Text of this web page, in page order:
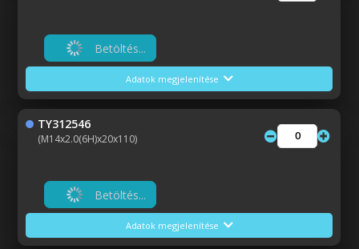
Betöltés...
Adatok megjelenítése
TY312546
(M14x2.0(6H)x20x110)
Betöltés...
Adatok megjelenítése